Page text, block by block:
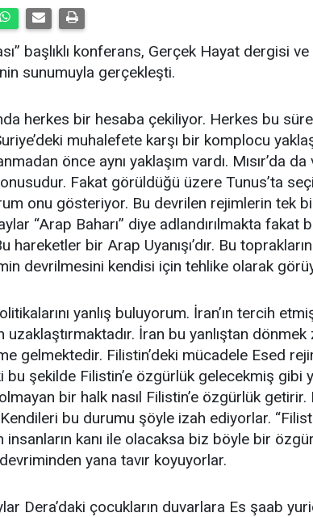
başlıklı konferans, Gerçek Hayat dergisi
sunumuyla gerçekleşti.
herkes bir hesaba çekiliyor. Herkes bu
muhalefete karşı bir komplocu
önce aynı yaklaşım vardı. Mısır’da da
Fakat görüldüğü üzere Tunus’ta
onu gösteriyor. Bu devrilen rejimlerin tek
“Arap Baharı” diye adlandırılmakta
hareketler bir Arap Uyanışı’dır. Bu
devrilmesini kendisi için tehlike olarak
yanlış buluyorum. İran’ın tercih
uzaklaştırmaktadır. İran bu yanlıştan
gelmektedir. Filistin’deki mücadele Esed
bu şekilde Filistin’e özgürlük gelecekmiş gibi
bir halk nasıl Filistin’e özgürlük
bu durumu şöyle izah ediyorlar.
insanların kanı ile olacaksa biz böyle bir
yana tavır koyuyorlar.
Dera’daki çocukların duvarlara Es şaab